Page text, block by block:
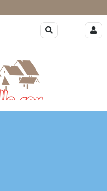
8278, 5788, 14